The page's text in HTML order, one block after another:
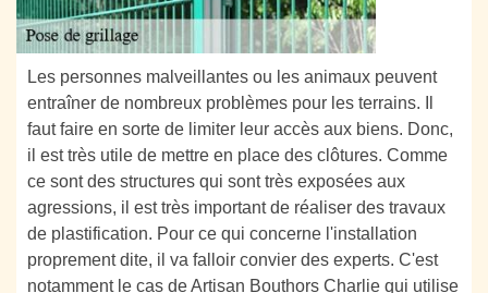
Les personnes malveillantes ou les animaux peuvent
entraîner de nombreux problèmes pour les terrains. Il
faut faire en sorte de limiter leur accès aux biens. Donc,
il est très utile de mettre en place des clôtures. Comme
ce sont des structures qui sont très exposées aux
agressions, il est très important de réaliser des travaux
de plastification. Pour ce qui concerne l'installation
proprement dite, il va falloir convier des experts. C'est
notamment le cas de Artisan Bouthors Charlie qui utilise